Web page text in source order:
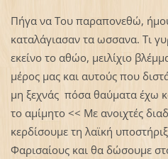
Πήγα να Του παραπονεθώ,
καταλάγιασαν τα ωσσανα. Τι
εκείνο το αθώο, μειλίχιο
μέρος μας και αυτούς που
μη ξεχνάς πόσα θαύματα έχω
το αμίμητο << Με ανοιχτές
κερδίσουμε τη λαϊκή
Φαρισαίους και θα δώσουμε